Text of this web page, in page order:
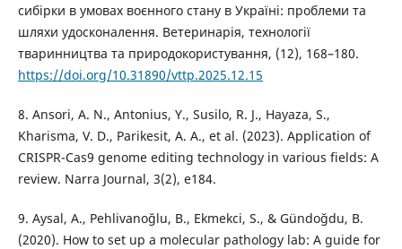
сибірки в умовах воєнного стану в Україні: проблеми та
шляхи удосконалення. Ветеринарія, технології
тваринництва та природокористування, (12), 168–180.
https://doi.org/10.31890/vttp.2025.12.15
8. Ansori, A. N., Antonius, Y., Susilo, R. J., Hayaza, S.,
Kharisma, V. D., Parikesit, A. A., et al. (2023). Application of
CRISPR-Cas9 genome editing technology in various fields: A
review. Narra Journal, 3(2), e184.
9. Aysal, A., Pehlivanoğlu, B., Ekmekci, S., & Gündoğdu, B.
(2020). How to set up a molecular pathology lab: A guide for